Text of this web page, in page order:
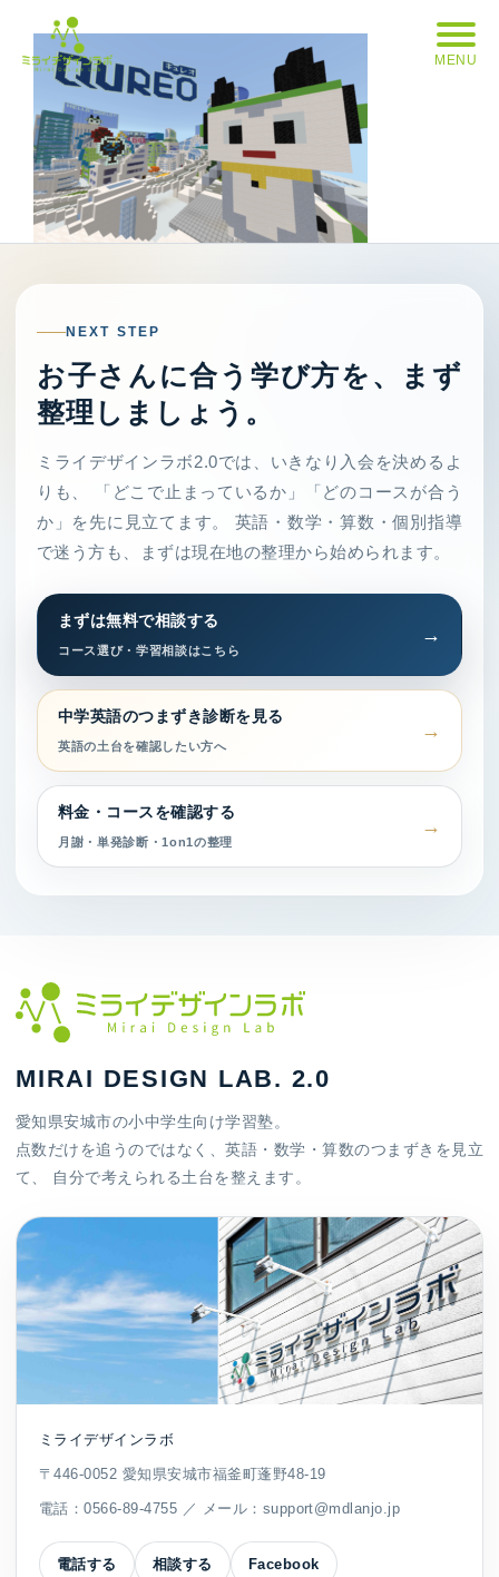
MENU
NEXT STEP
お子さんに合う学び方を、まず
整理しましょう。
ミライデザインラボ2.0では、いきなり入会を決めるよ
りも、 「どこで止まっているか」「どのコースが合う
か」を先に見立てます。 英語・数学・算数・個別指導
で迷う方も、まずは現在地の整理から始められます。
まずは無料で相談する
コース選び・学習相談はこちら
中学英語のつまずき診断を見る
英語の土台を確認したい方へ
料金・コースを確認する
月謝・単発診断・1on1の整理
MIRAI DESIGN LAB. 2.0
愛知県安城市の小中学生向け学習塾。
点数だけを追うのではなく、英語・数学・算数のつまずきを見立
て、 自分で考えられる土台を整えます。
ミライデザインラボ
〒446-0052 愛知県安城市福釜町蓬野48-19
電話：0566-89-4755 ／ メール： support@mdlanjo.jp
電話する 相談する Facebook